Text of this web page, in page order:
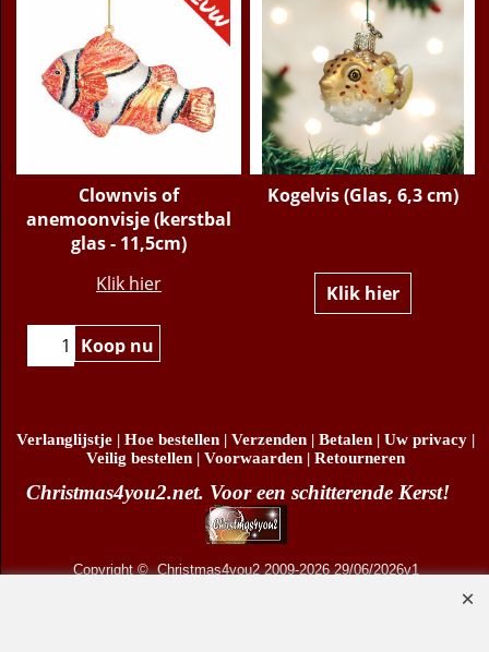
Clownvis of
anemoonvisje (kerstbal
glas - 11,5cm)
Klik hier
Verlanglijstje | Hoe bestellen| | Betalen | Uw privacy
Veilig bestellen | Voorwaarden|Retourneren
Christmas4you2.net. Voor een schitterende Kerst!